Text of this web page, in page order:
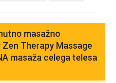
masažno
Therapy Massage
masaža celega telesa